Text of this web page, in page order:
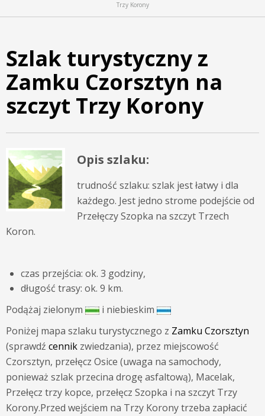
Trzy Korony
Szlak turystyczny z
Zamku Czorsztyn na
szczyt Trzy Korony
Opis szlaku:
trudność szlaku: szlak jest łatwy i dla
każdego. Jest jedno strome podejście od
Przełęczy Szopka na szczyt Trzech
Koron.
czas przejścia: ok. 3 godziny,
długość trasy: ok. 9 km.
Podążaj zielonym
i niebieskim
Poniżej mapa szlaku turystycznego z Zamku Czorsztyn
(sprawdź cennik zwiedzania), przez miejscowość
Czorsztyn, przełęcz Osice (uwaga na samochody,
ponieważ szlak przecina drogę asfaltową), Macelak,
Przełęcz trzy kopce, przełęcz Szopka i na szczyt Trzy
Korony.Przed wejściem na Trzy Korony trzeba zapłacić